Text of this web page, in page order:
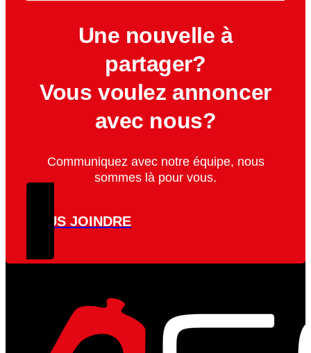
Une nouvelle à
partager?
Vous voulez annoncer
avec nous?
Communiquez avec notre équipe, nous
sommes là pour vous.
NOUS JOINDRE